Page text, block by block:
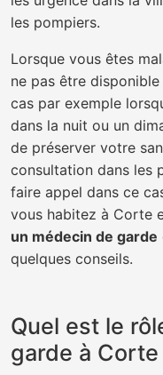
les pompiers.
Lorsque vous êtes
ne pas être
cas par exemple
dans la nuit ou un
de préserver votre
consultation dans les
faire appel dans ce
vous habitez à Corte
un médecin de garde
quelques conseils.
Quel est le
garde à Corte